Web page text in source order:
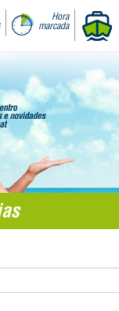
Hora
marcada